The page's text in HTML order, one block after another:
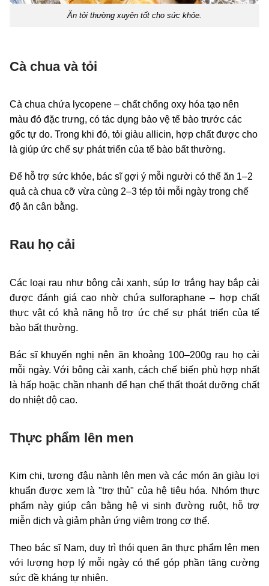
Ăn tỏi thường xuyên tốt cho sức khỏe.
Cà chua và tỏi
Cà chua chứa lycopene – chất chống oxy hóa tạo nên
màu đỏ đặc trưng, có tác dụng bảo vệ tế bào trước các
gốc tự do. Trong khi đó, tỏi giàu allicin, hợp chất được cho
là giúp ức chế sự phát triển của tế bào bất thường.
Để hỗ trợ sức khỏe, bác sĩ gợi ý mỗi người có thể ăn 1–2
quả cà chua cỡ vừa cùng 2–3 tép tỏi mỗi ngày trong chế
độ ăn cân bằng.
Rau họ cải
Các loại rau như bông cải xanh, súp lơ trắng hay bắp cải
được đánh giá cao nhờ chứa sulforaphane – hợp chất
thực vật có khả năng hỗ trợ ức chế sự phát triển của tế
bào bất thường.
Bác sĩ khuyến nghị nên ăn khoảng 100–200g rau họ cải
mỗi ngày. Với bông cải xanh, cách chế biến phù hợp nhất
là hấp hoặc chần nhanh để hạn chế thất thoát dưỡng chất
do nhiệt độ cao.
Thực phẩm lên men
Kim chi, tương đậu nành lên men và các món ăn giàu lợi
khuẩn được xem là "trợ thủ" của hệ tiêu hóa. Nhóm thực
phẩm này giúp cân bằng hệ vi sinh đường ruột, hỗ trợ
miễn dịch và giảm phản ứng viêm trong cơ thể.
Theo bác sĩ Nam, duy trì thói quen ăn thực phẩm lên men
với lượng hợp lý mỗi ngày có thể góp phần tăng cường
sức đề kháng tự nhiên.